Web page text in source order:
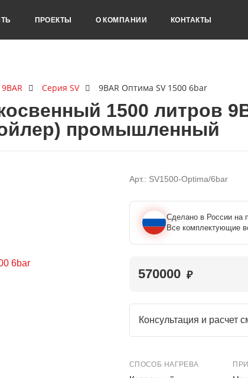
ПРОЕКТЫ О КОМПАНИИ КОНТАКТЫ
Серия SV 9BAR Оптима SV 1500 6bar
1500 литров
промышленный
Арт.: SV1500-Optima/6bar
Сделано в России на
Все комплектующие
570000 ₽
Консультация и расчет
СПОСОБ НАГРЕВА